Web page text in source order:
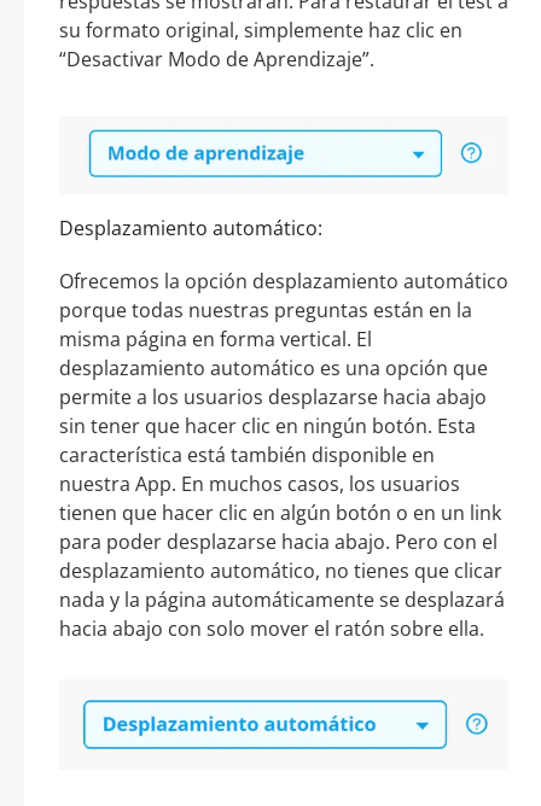
su formato original, simplemente haz clic en
“Desactivar Modo de Aprendizaje”.
Desplazamiento automático:
Ofrecemos la opción desplazamiento automático
porque todas nuestras preguntas están en la
misma página en forma vertical. El
desplazamiento automático es una opción que
permite a los usuarios desplazarse hacia abajo
sin tener que hacer clic en ningún botón. Esta
característica está también disponible en
nuestra App. En muchos casos, los usuarios
tienen que hacer clic en algún botón o en un link
para poder desplazarse hacia abajo. Pero con el
desplazamiento automático, no tienes que clicar
nada y la página automáticamente se desplazará
hacia abajo con solo mover el ratón sobre ella.